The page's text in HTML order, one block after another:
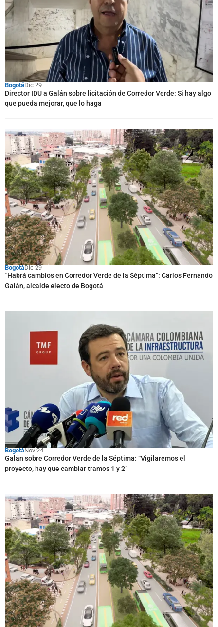
BogotáDic 29
Director IDU a Galán sobre licitación de Corredor Verde: Si hay algo
que pueda mejorar, que lo haga
BogotáDic 29
“Habrá cambios en Corredor Verde de la Séptima”: Carlos Fernando
Galán, alcalde electo de Bogotá
BogotáNov 24
Galán sobre Corredor Verde de la Séptima: “Vigilaremos el
proyecto, hay que cambiar tramos 1 y 2”